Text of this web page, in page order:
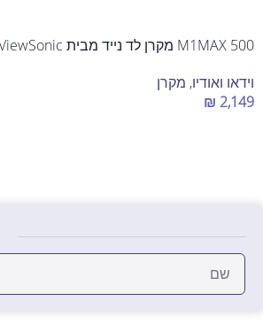
M1MAX 500 מקרן לד נייד מבית ViewSonic
וידאו ואודיו, מקרן
₪ 2,149